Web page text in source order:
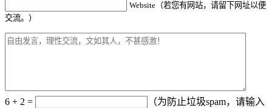
Website（若您有网站，请留下网址以便
交流。）
6 + 2 =
（为防止垃圾spam，请输入